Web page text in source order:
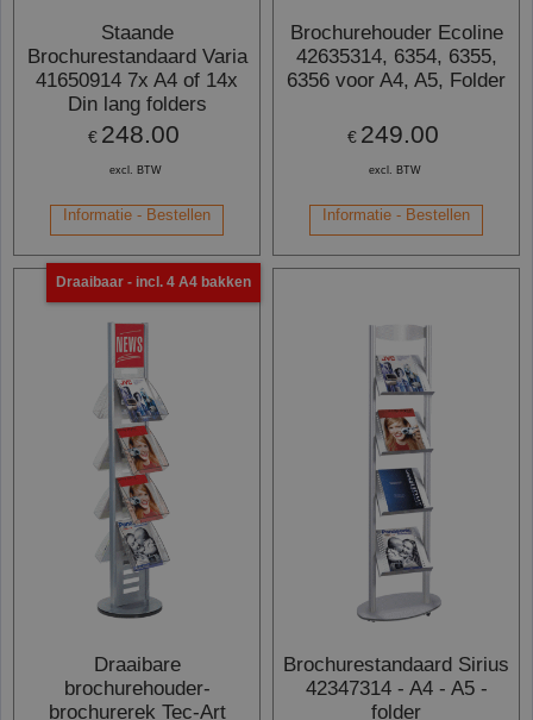
Staande
Brochurestandaard Varia
41650914 7x A4 of 14x
Din lang folders
€ 248.00
excl. BTW
Informatie - Bestellen
Brochurehouder Ecoline
42635314, 6354, 6355,
6356 voor A4, A5, Folder
€ 249.00
excl. BTW
Informatie - Bestellen
Draaibaar - incl. 4 A4 bakken
Draaibare
brochurehouder-
brochurerek Tec-Art
Brochurestandaard Sirius
42347314 - A4 - A5 -
folder